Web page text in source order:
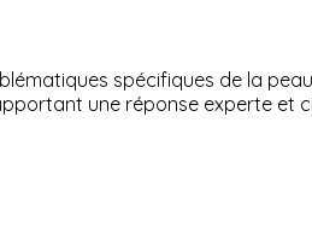
spécifiques de la
une réponse experte et